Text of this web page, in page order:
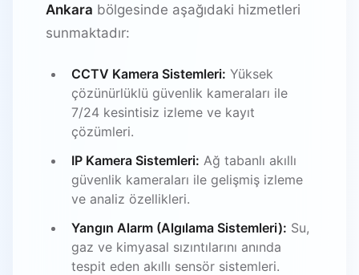
Ankara bölgesinde aşağıdaki hizmetleri
sunmaktadır:
CCTV Kamera Sistemleri: Yüksek
çözünürlüklü güvenlik kameraları ile
7/24 kesintisiz izleme ve kayıt
çözümleri.
IP Kamera Sistemleri: Ağ tabanlı akıllı
güvenlik kameraları ile gelişmiş izleme
ve analiz özellikleri.
Yangın Alarm (Algılama Sistemleri): Su,
gaz ve kimyasal sızıntılarını anında
tespit eden akıllı sensör sistemleri.